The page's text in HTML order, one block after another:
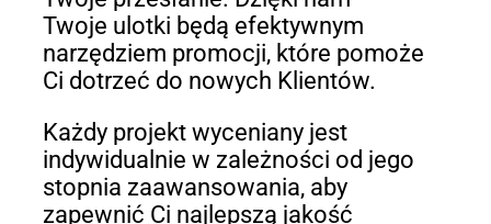
Twoje ulotki będą efektywnym
narzędziem promocji, które pomoże
Ci dotrzeć do nowych Klientów.
Każdy projekt wyceniany jest
indywidualnie w zależności od jego
stopnia zaawansowania, aby
zapewnić Ci najlepszą jakość